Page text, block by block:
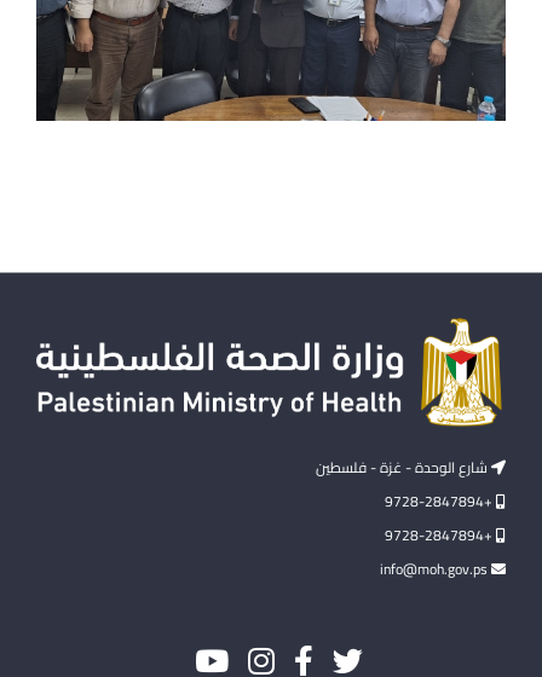
شارع الوحدة - غزة - فلسطين
+9728-2847894
+9728-2847894